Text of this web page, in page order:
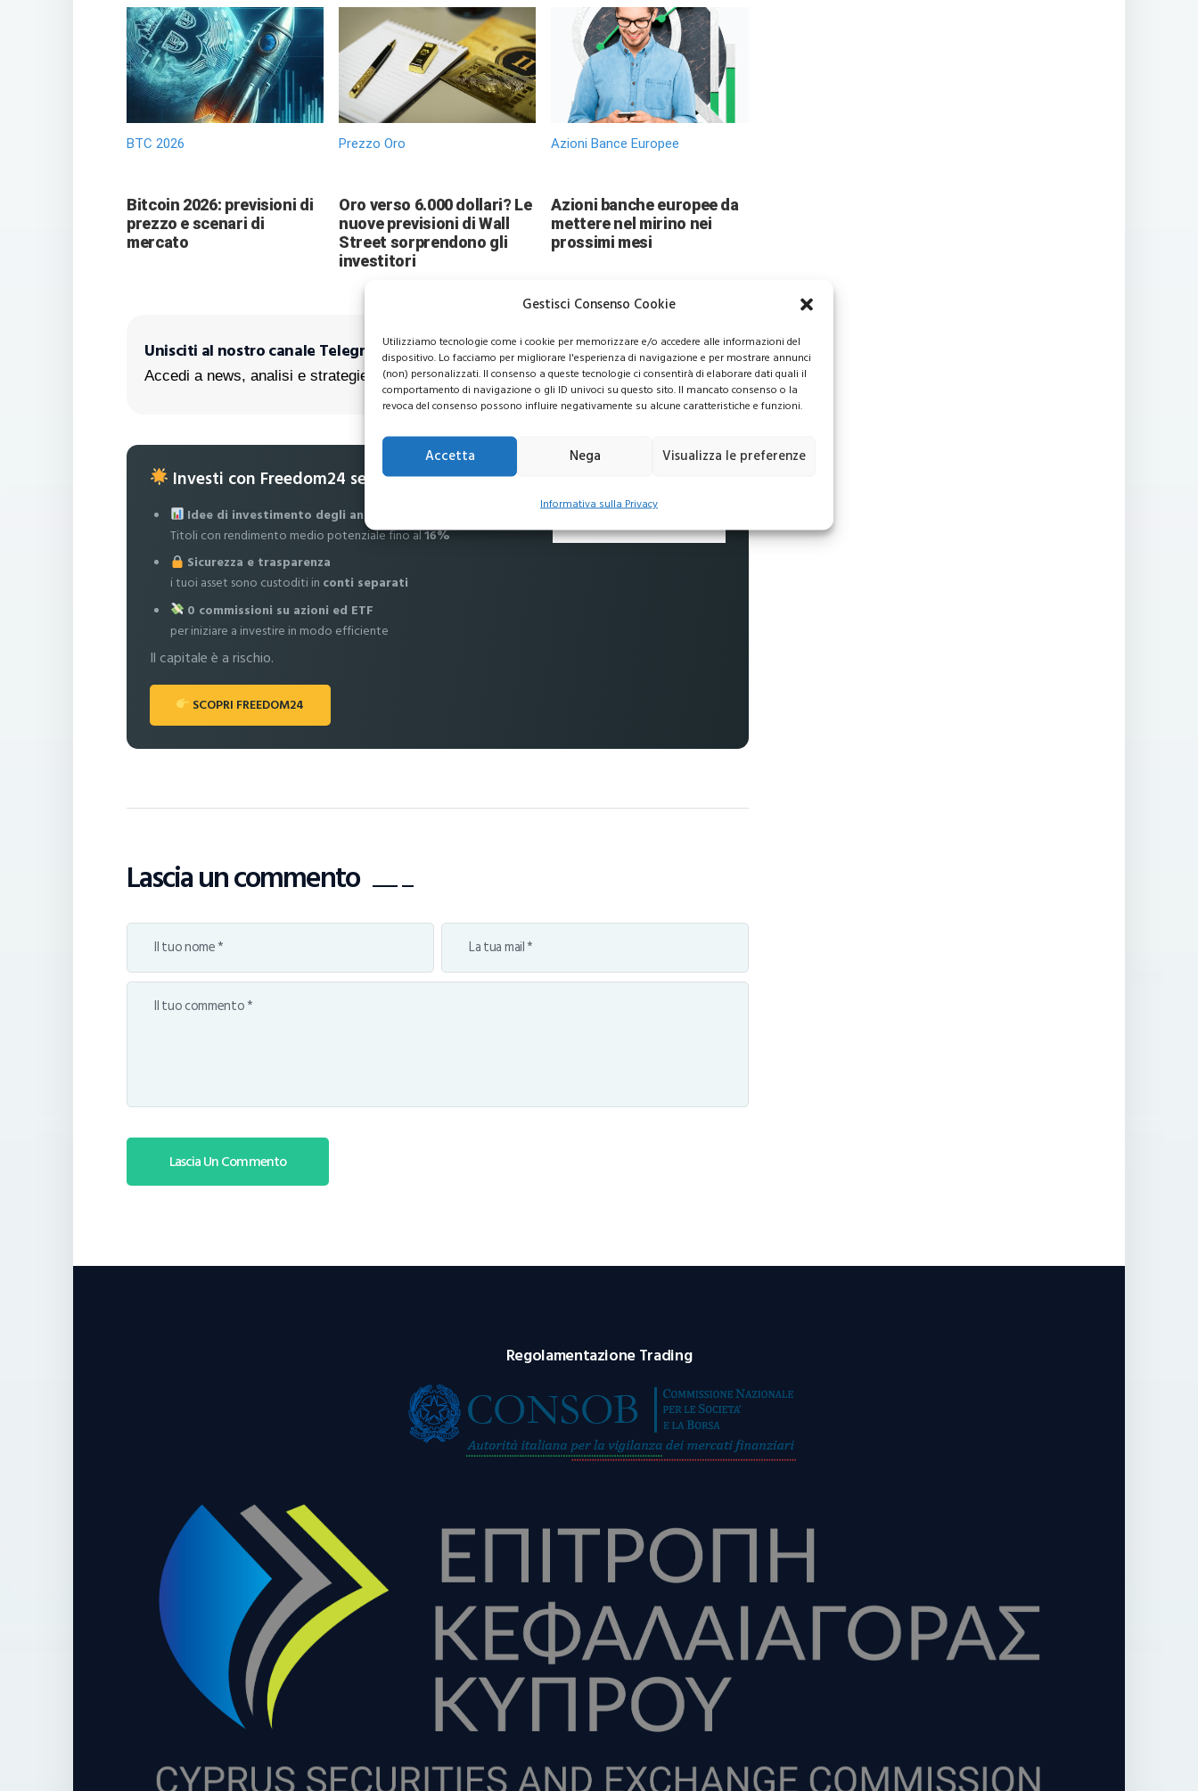
Gestisci Consenso Cookie
Utilizziamo tecnologie come i cookie per memorizzare e/o accedere alle informazioni del
dispositivo. Lo facciamo per migliorare l'esperienza di navigazione e per mostrare annunci
(non) personalizzati. Il consenso a queste tecnologie ci consentirà di elaborare dati quali il
comportamento di navigazione o gli ID univoci su questo sito. Il mancato consenso o la
revoca del consenso possono influire negativamente su alcune caratteristiche e funzioni.
Accetta Nega Visualizza le preferenze
Informativa sulla Privacy
BTC 2026
Bitcoin 2026: previsioni di
prezzo e scenari di
mercato
Prezzo Oro
Oro verso 6.000 dollari? Le
nuove previsioni di Wall
Street sorprendono gli
investitori
Azioni Bance Europee
Azioni banche europee da
mettere nel mirino nei
prossimi mesi
Unisciti al nostro canale Telegram!
Accedi a news, analisi e strategie esclusive per i tuoi investimenti
Investi con Freedom24 senza commissioni
Idee di investimento degli analisti
Titoli con rendimento medio potenziale fino al16%
Sicurezza e trasparenza
i tuoi asset sono custoditi in conti separati
0 commissioni su azioni ed ETF
per iniziare a investire in modo efficiente
Il capitale è a rischio.
SCOPRI FREEDOM24
Lascia un commento
Regolamentazione Trading